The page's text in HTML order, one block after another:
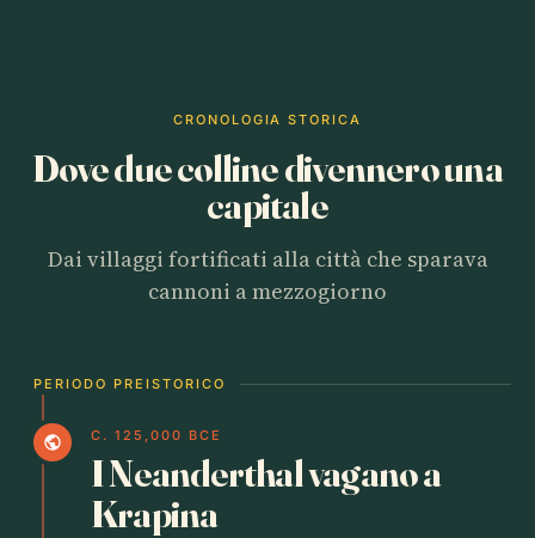
CRONOLOGIA STORICA
Dove due colline divennero una
capitale
Dai villaggi fortificati alla città che sparava
cannoni a mezzogiorno
PERIODO PREISTORICO
public C. 125,000 BCE
I Neanderthal vagano a
Krapina